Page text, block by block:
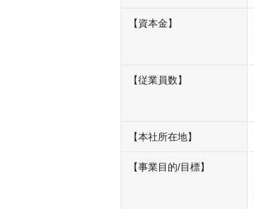
【資本金】
【従業員数】
【本社所在地】
【事業目的/目標】